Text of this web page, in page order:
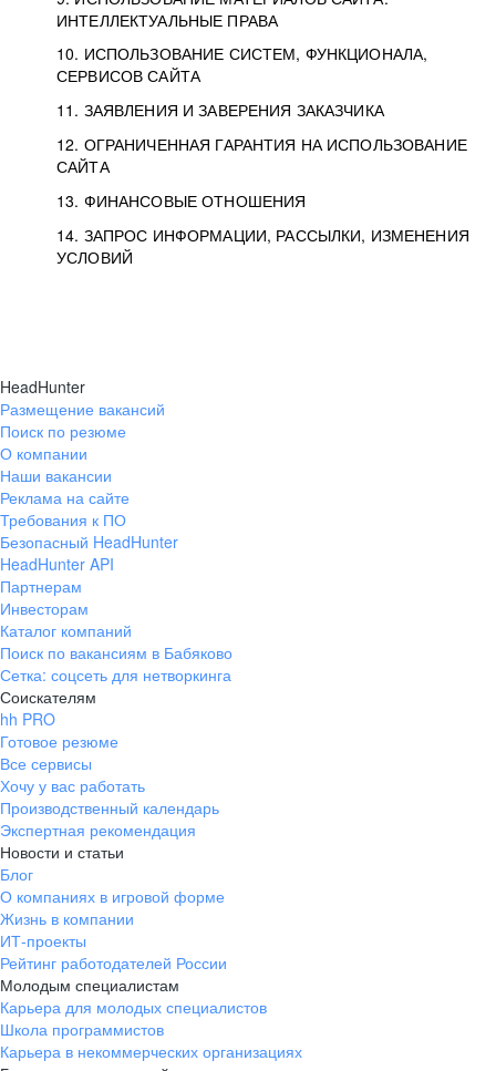
ИНТЕЛЛЕКТУАЛЬНЫЕ ПРАВА
10. ИСПОЛЬЗОВАНИЕ СИСТЕМ, ФУНКЦИОНАЛА,
СЕРВИСОВ САЙТА
11. ЗАЯВЛЕНИЯ И ЗАВЕРЕНИЯ ЗАКАЗЧИКА
12. ОГРАНИЧЕННАЯ ГАРАНТИЯ НА ИСПОЛЬЗОВАНИЕ
САЙТА
13. ФИНАНСОВЫЕ ОТНОШЕНИЯ
14. ЗАПРОС ИНФОРМАЦИИ, РАССЫЛКИ, ИЗМЕНЕНИЯ
УСЛОВИЙ
HeadHunter
Размещение вакансий
Поиск по резюме
О компании
Наши вакансии
Реклама на сайте
Требования к ПО
Безопасный HeadHunter
HeadHunter API
Партнерам
Инвесторам
Каталог компаний
Поиск по вакансиям в Бабяково
Сетка: соцсеть для нетворкинга
Соискателям
hh PRO
Готовое резюме
Все сервисы
Хочу у вас работать
Производственный календарь
Экспертная рекомендация
Новости и статьи
Блог
О компаниях в игровой форме
Жизнь в компании
ИТ-проекты
Рейтинг работодателей России
Молодым специалистам
Карьера для молодых специалистов
Школа программистов
Карьера в некоммерческих организациях